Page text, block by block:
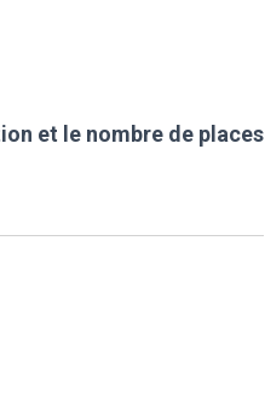
et le nombre de places